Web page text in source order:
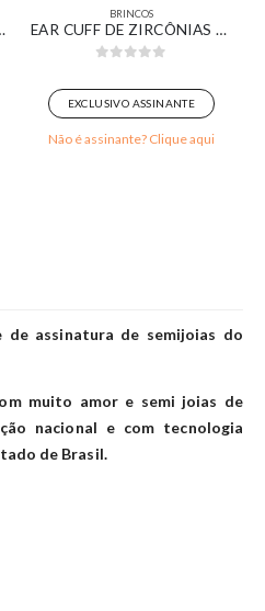
BANHADO EM OURO 18K
BRINCOS
EAR CUFF DE ZIRCÔNIAS CRISTAL BANHADO EM OURO BRANCO
EXCLUSIVO ASSINANTE
Não é assinante? Clique aqui
assinatura de semijoias do
muito amor e semi joias de
nacional e com tecnologia
de Brasil.